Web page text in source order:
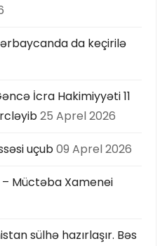
da keçirilə
İcra Hakimiyyəti 11
25 Aprel 2026
uçub09 Aprel 2026
– Müctəba Xamenei
sülhə hazırlaşır. Bəs